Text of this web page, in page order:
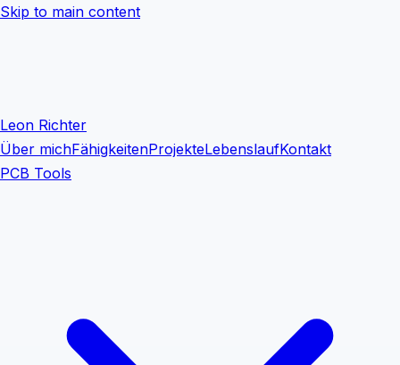
Skip to main content
Leon Richter
Über michFähigkeitenProjekteLebenslaufKontakt
PCB Tools